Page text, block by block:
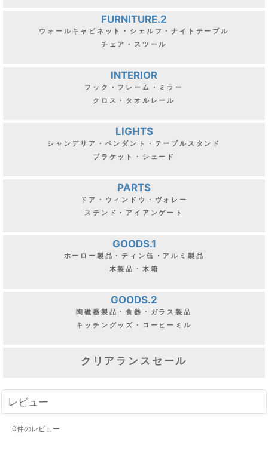
FURNITURE.2
ウォールキャビネット・シェルフ・ナイトテーブル
チェア・スツール
INTERIOR
フック・フレーム・ミラー
クロス・タオルレール
LIGHTS
シャンデリア・ペンダント・テーブルスタンド
ブラケット・シェード
PARTS
ドア・ウィンドウ・ヴォレー
ステンド・アイアンゲート
GOODS.1
ホーロー製品・ティン缶・アルミ製品
木製品・木箱
GOODS.2
陶磁器製品・食器・ガラス製品
キッチングッズ・コーヒーミル
クリアランスセール
レビュー
0件のレビュー